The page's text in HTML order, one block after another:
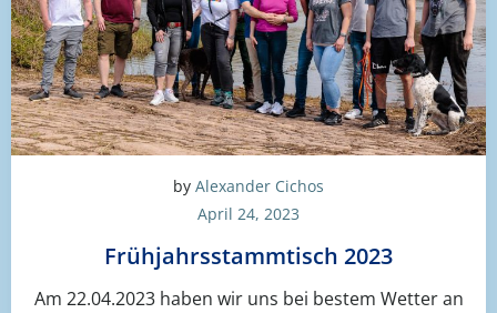
by Alexander Cichos
April 24, 2023
Frühjahrsstammtisch 2023
Am 22.04.2023 haben wir uns bei bestem Wetter an